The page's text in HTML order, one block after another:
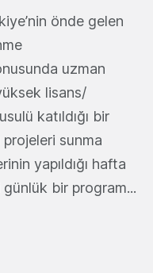
önde gelen
uzman
lisans/
katıldığı bir
projeleri sunma
yapıldığı hafta
bir program...